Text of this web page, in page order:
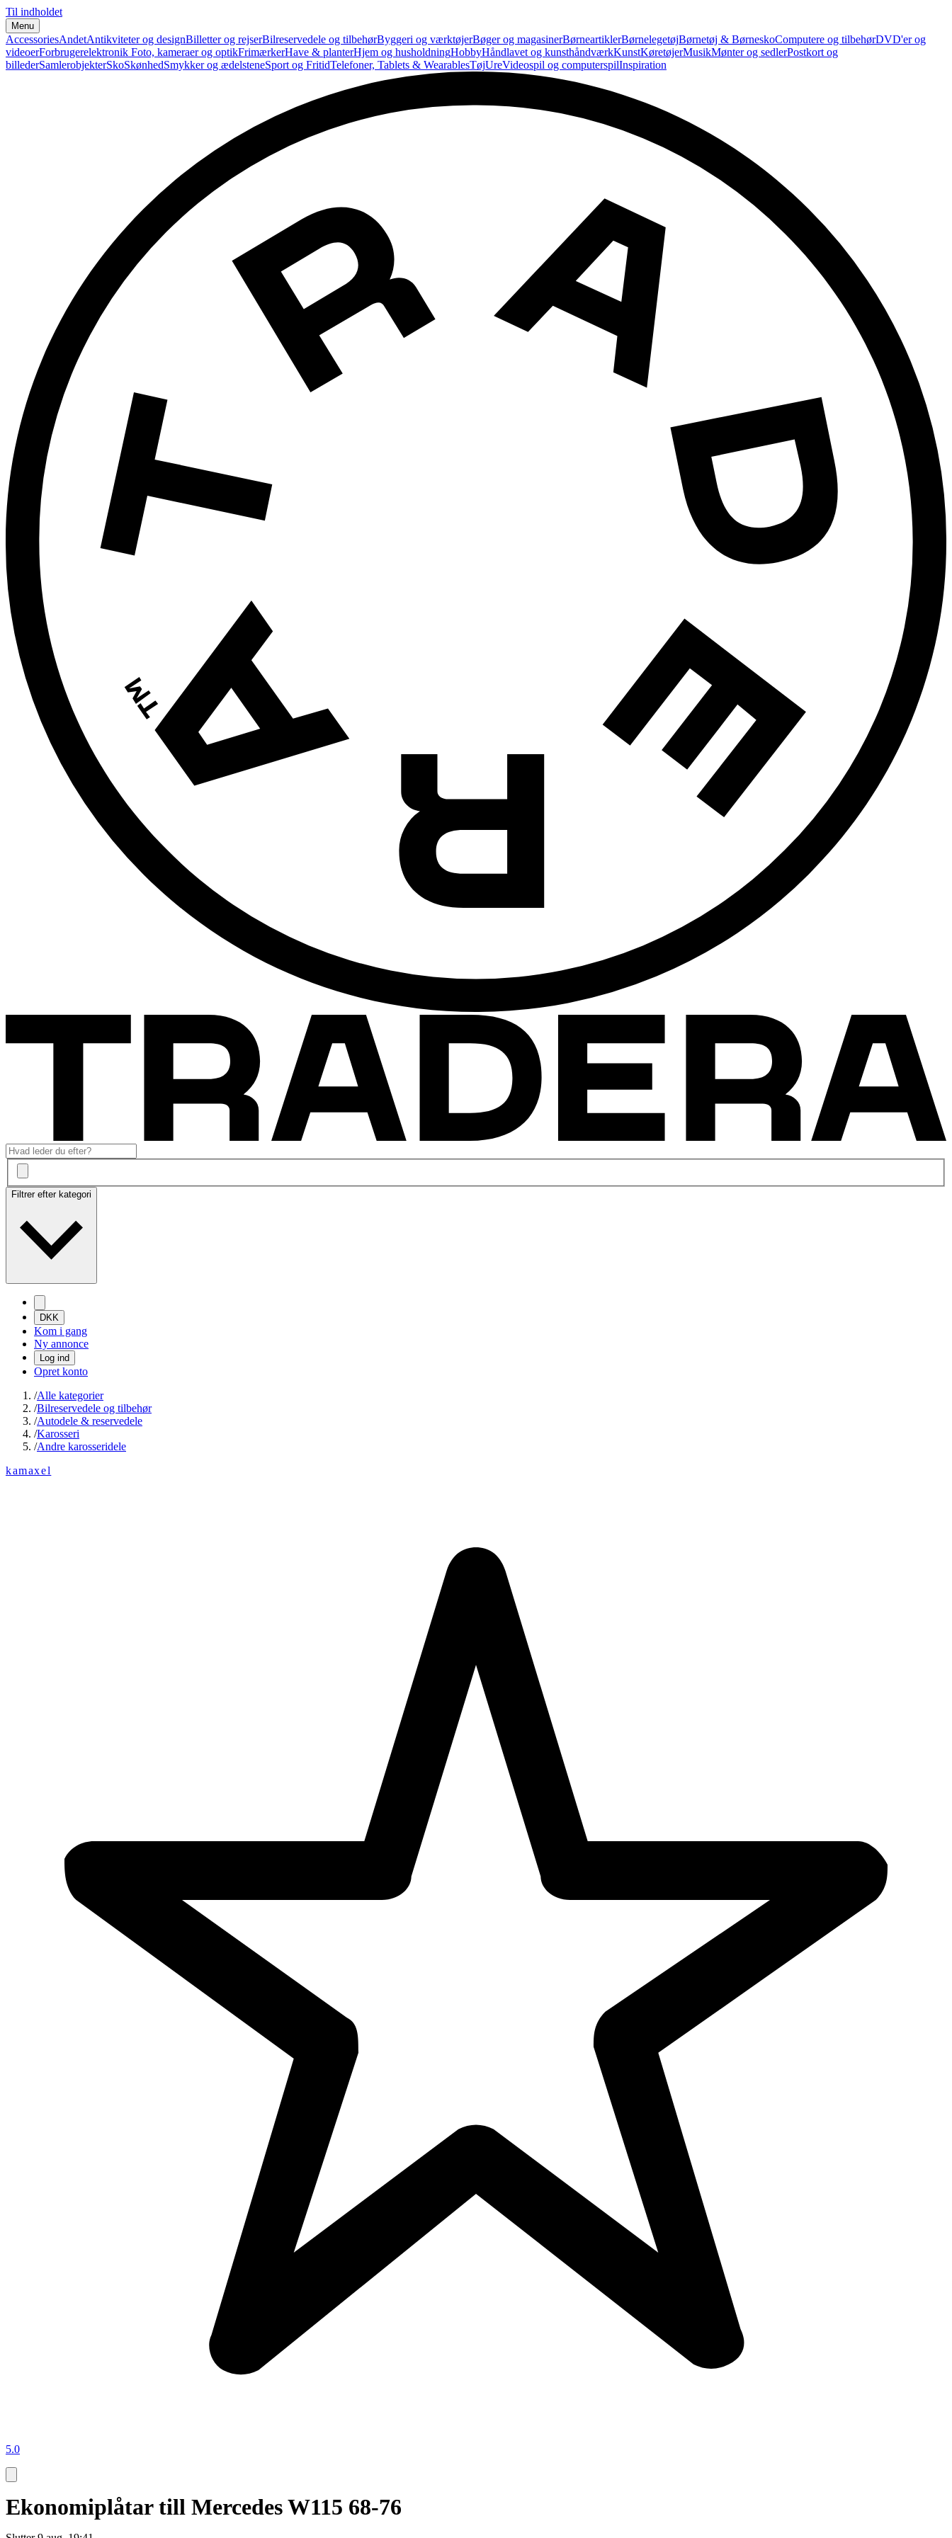
Til indholdet
Menu
AccessoriesAndetAntikviteter og designBilletter og rejserBilreservedele og tilbehørByggeri og værktøjerBøger og magasinerBørneartiklerBørnelegetøjBørnetøj & BørneskoComputere og tilbehørDVD'er og
videoerForbrugerelektronik Foto, kameraer og optikFrimærkerHave & planterHjem og husholdningHobbyHåndlavet og kunsthåndværkKunstKøretøjerMusikMønter og sedlerPostkort og
billederSamlerobjekterSkoSkønhedSmykker og ædelsteneSport og FritidTelefoner, Tablets & WearablesTøjUreVideospil og computerspilInspiration
Filtrer efter kategori
DKK
Kom i gang
Ny annonce
Log ind
Opret konto
/Alle kategorier
/Bilreservedele og tilbehør
/Autodele & reservedele
/Karosseri
/Andre karosseridele
kamaxel
5.0
Ekonomiplåtar till Mercedes W115 68-76